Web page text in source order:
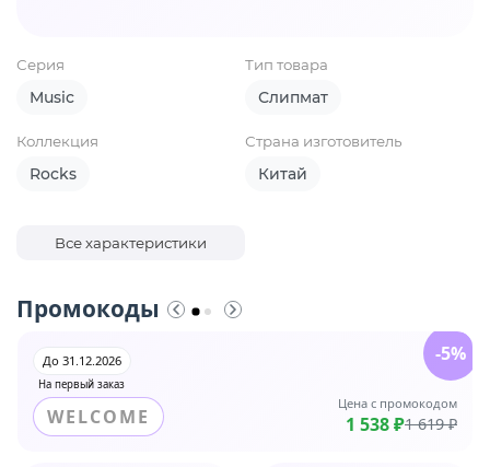
Серия
Music
Тип товара
Слипмат
Коллекция
Rocks
Страна изготовитель
Китай
Все характеристики
Промокоды
На первый заказ
До 31.12.2026
WELCOME
Цена с промокодом
1 538 ₽1 619 ₽
-5%